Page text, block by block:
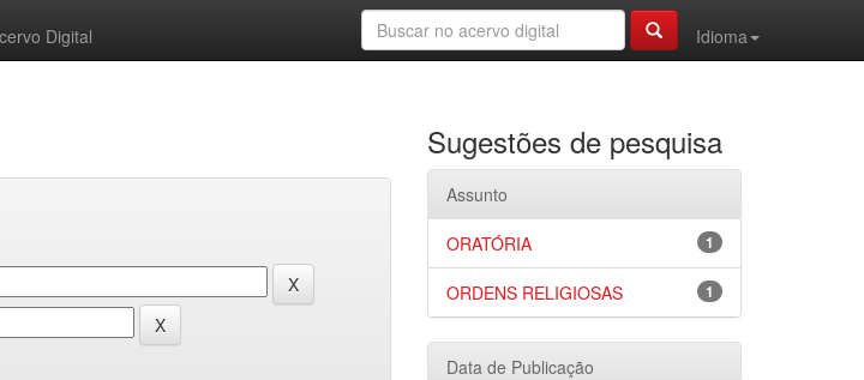
Digital
Idioma
Sugestões de pesquisa
Assunto
1
ORATÓRIA
1
ORDENS RELIGIOSAS
Data de Publicação